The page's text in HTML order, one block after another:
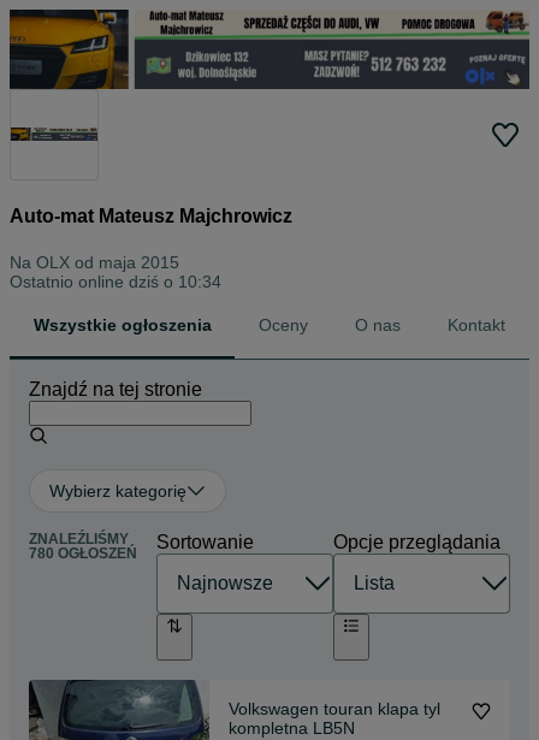
Auto-mat Mateusz Majchrowicz
Na OLX od maja 2015
Ostatnio online dziś o 10:34
Wszystkie ogłoszenia Oceny O nas Kontakt
Znajdź na tej stronie
Wybierz kategorię
ZNALEŹLIŚMY
780 OGŁOSZEŃ
Sortowanie Opcje przeglądania
Volkswagen touran klapa tyl
kompletna LB5N